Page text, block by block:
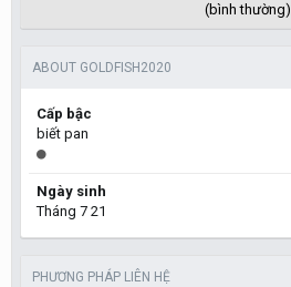
(bình thường)
ABOUT GOLDFISH2020
Cấp bậc
biết pan
Ngày sinh
Tháng 7 21
PHƯƠNG PHÁP LIÊN HỆ